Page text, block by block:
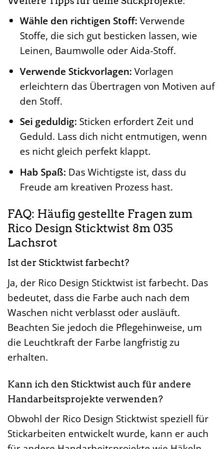
Wähle den richtigen Stoff: Verwende
Stoffe, die sich gut besticken lassen, wie
Leinen, Baumwolle oder Aida-Stoff.
Verwende Stickvorlagen: Vorlagen
erleichtern das Übertragen von Motiven auf
den Stoff.
Sei geduldig: Sticken erfordert Zeit und
Geduld. Lass dich nicht entmutigen, wenn
es nicht gleich perfekt klappt.
Hab Spaß: Das Wichtigste ist, dass du
Freude am kreativen Prozess hast.
FAQ: Häufig gestellte Fragen zum
Rico Design Sticktwist 8m 035
Lachsrot
Ist der Sticktwist farbecht?
Ja, der Rico Design Sticktwist ist farbecht. Das
bedeutet, dass die Farbe auch nach dem
Waschen nicht verblasst oder ausläuft.
Beachten Sie jedoch die Pflegehinweise, um
die Leuchtkraft der Farbe langfristig zu
erhalten.
Kann ich den Sticktwist auch für andere
Handarbeitsprojekte verwenden?
Obwohl der Rico Design Sticktwist speziell für
Stickarbeiten entwickelt wurde, kann er auch